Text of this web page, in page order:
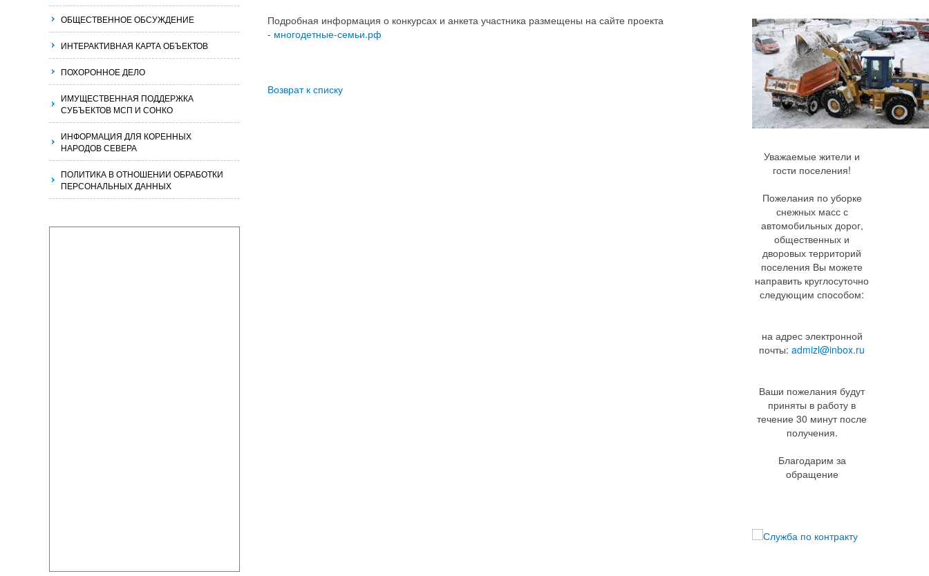
Подробная информация о конкурсах и анкета участника размещены на сайте проекта
- многодетные-семьи.рф
Возврат к списку
ОБЩЕСТВЕННОЕ ОБСУЖДЕНИЕ
ИНТЕРАКТИВНАЯ КАРТА ОБЪЕКТОВ
ПОХОРОННОЕ ДЕЛО
ИМУЩЕСТВЕННАЯ ПОДДЕРЖКА
СУБЪЕКТОВ МСП И СОНКО
ИНФОРМАЦИЯ ДЛЯ КОРЕННЫХ
НАРОДОВ СЕВЕРА
ПОЛИТИКА В ОТНОШЕНИИ ОБРАБОТКИ
ПЕРСОНАЛЬНЫХ ДАННЫХ
Уважаемые жители и
гости поселения!
Пожелания по уборке
снежных масс с
автомобильных дорог,
общественных и
дворовых территорий
поселения Вы можете
направить круглосуточно
следующим способом:
на адрес электронной
почты:admizl@inbox.ru
Ваши пожелания будут
приняты в работу в
течение 30 минут после
получения.
Благодарим за
обращение